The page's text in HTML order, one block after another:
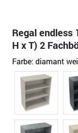
Regal endless
H x T) 2
Farbe: diamant